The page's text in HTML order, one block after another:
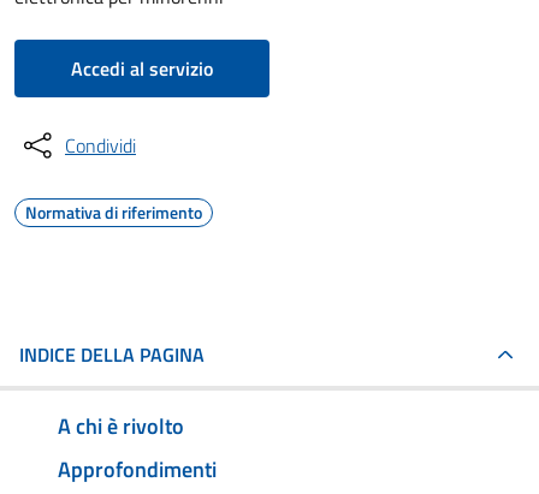
Accedi al servizio
Condividi
Normativa di riferimento
INDICE DELLA PAGINA
A chi è rivolto
Approfondimenti